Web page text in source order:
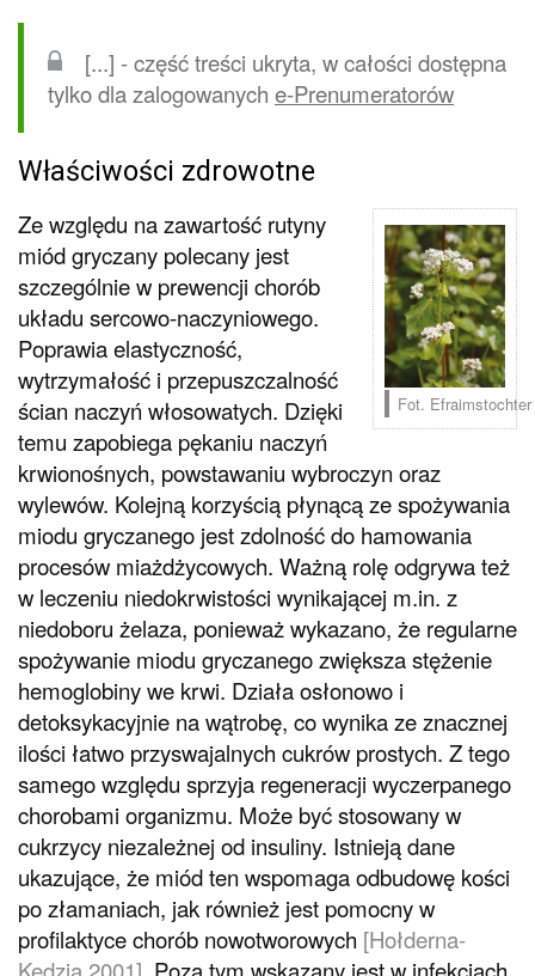
[...] - część treści ukryta, w całości dostępna
tylko dla zalogowanych e-Prenumeratorów
Właściwości zdrowotne
Fot. Efraimstochter
Ze względu na zawartość rutyny
miód gryczany polecany jest
szczególnie w prewencji chorób
układu sercowo-naczyniowego.
Poprawia elastyczność,
wytrzymałość i przepuszczalność
ścian naczyń włosowatych. Dzięki
temu zapobiega pękaniu naczyń
krwionośnych, powstawaniu wybroczyn oraz
wylewów. Kolejną korzyścią płynącą ze spożywania
miodu gryczanego jest zdolność do hamowania
procesów miażdżycowych. Ważną rolę odgrywa też
w leczeniu niedokrwistości wynikającej m.in. z
niedoboru żelaza, ponieważ wykazano, że regularne
spożywanie miodu gryczanego zwiększa stężenie
hemoglobiny we krwi. Działa osłonowo i
detoksykacyjnie na wątrobę, co wynika ze znacznej
ilości łatwo przyswajalnych cukrów prostych. Z tego
samego względu sprzyja regeneracji wyczerpanego
chorobami organizmu. Może być stosowany w
cukrzycy niezależnej od insuliny. Istnieją dane
ukazujące, że miód ten wspomaga odbudowę kości
po złamaniach, jak również jest pomocny w
profilaktyce chorób nowotworowych [Hołderna-